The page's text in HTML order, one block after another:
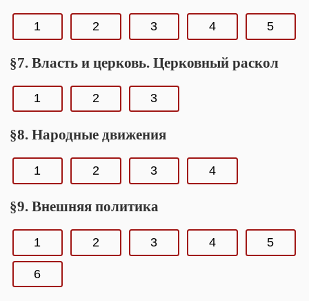
1 2 3 4 5
§7. Власть и церковь. Церковный раскол
1 2 3
§8. Народные движения
1 2 3 4
§9. Внешняя политика
1 2 3 4 5
6